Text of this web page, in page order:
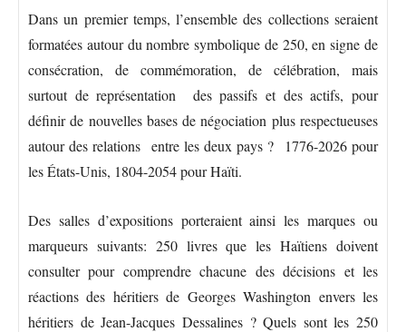
Dans un premier temps, l’ensemble des collections seraient
formatées autour du nombre symbolique de 250, en signe de
consécration, de commémoration, de célébration, mais
surtout de représentation des passifs et des actifs, pour
définir de nouvelles bases de négociation plus respectueuses
autour des relations entre les deux pays ? 1776-2026 pour
les États-Unis, 1804-2054 pour Haïti.
Des salles d’expositions porteraient ainsi les marques ou
marqueurs suivants: 250 livres que les Haïtiens doivent
consulter pour comprendre chacune des décisions et les
réactions des héritiers de Georges Washington envers les
héritiers de Jean-Jacques Dessalines ? Quels sont les 250